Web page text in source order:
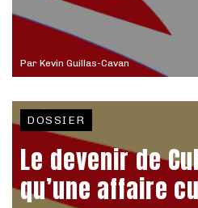
Par Kevin Guillas-Cavan
DOSSIER
Le devenir de
qu’une affaire